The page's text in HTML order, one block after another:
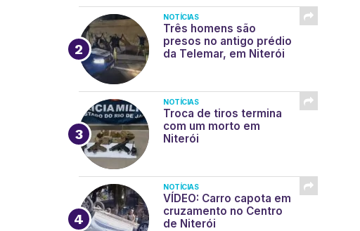
NOTÍCIAS
Três homens são
presos no antigo prédio
da Telemar, em Niterói
NOTÍCIAS
Troca de tiros termina
com um morto em
Niterói
NOTÍCIAS
VÍDEO: Carro capota em
cruzamento no Centro
de Niterói